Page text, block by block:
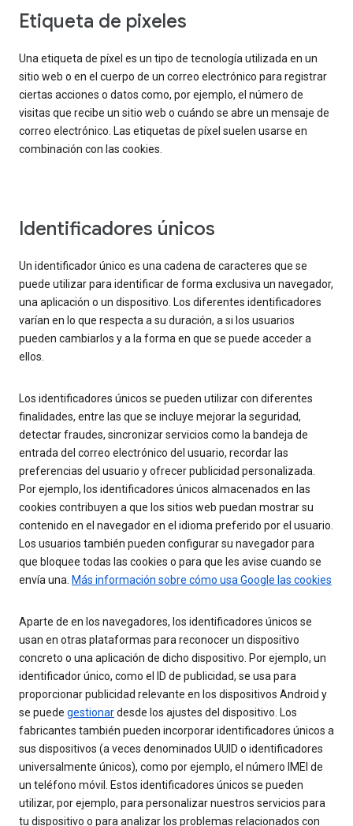
Etiqueta de pixeles
Una etiqueta de píxel es un tipo de tecnología utilizada en un
sitio web o en el cuerpo de un correo electrónico para registrar
ciertas acciones o datos como, por ejemplo, el número de
visitas que recibe un sitio web o cuándo se abre un mensaje de
correo electrónico. Las etiquetas de píxel suelen usarse en
combinación con las cookies.
Identificadores únicos
Un identificador único es una cadena de caracteres que se
puede utilizar para identificar de forma exclusiva un navegador,
una aplicación o un dispositivo. Los diferentes identificadores
varían en lo que respecta a su duración, a si los usuarios
pueden cambiarlos y a la forma en que se puede acceder a
ellos.
Los identificadores únicos se pueden utilizar con diferentes
finalidades, entre las que se incluye mejorar la seguridad,
detectar fraudes, sincronizar servicios como la bandeja de
entrada del correo electrónico del usuario, recordar las
preferencias del usuario y ofrecer publicidad personalizada.
Por ejemplo, los identificadores únicos almacenados en las
cookies contribuyen a que los sitios web puedan mostrar su
contenido en el navegador en el idioma preferido por el usuario.
Los usuarios también pueden configurar su navegador para
que bloquee todas las cookies o para que les avise cuando se
envía una. Más información sobre cómo usa Google las cookies
Aparte de en los navegadores, los identificadores únicos se
usan en otras plataformas para reconocer un dispositivo
concreto o una aplicación de dicho dispositivo. Por ejemplo, un
identificador único, como el ID de publicidad, se usa para
proporcionar publicidad relevante en los dispositivos Android y
se puede gestionardesde los ajustes del dispositivo. Los
fabricantes también pueden incorporar identificadores únicos a
sus dispositivos (a veces denominados UUID o identificadores
universalmente únicos), como por ejemplo, el número IMEI de
un teléfono móvil. Estos identificadores únicos se pueden
utilizar, por ejemplo, para personalizar nuestros servicios para
tu dispositivo o para analizar los problemas relacionados con